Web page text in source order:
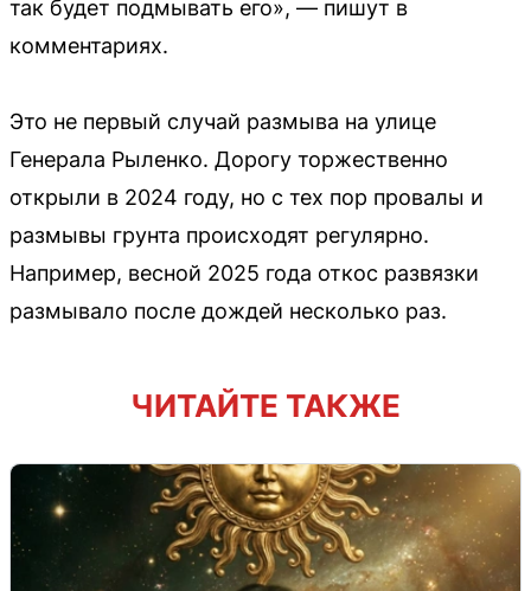
так будет подмывать его», — пишут в
комментариях.
Это не первый случай размыва на улице
Генерала Рыленко. Дорогу торжественно
открыли в 2024 году, но с тех пор провалы и
размывы грунта происходят регулярно.
Например, весной 2025 года откос развязки
размывало после дождей несколько раз.
ЧИТАЙТЕ ТАКЖЕ